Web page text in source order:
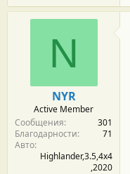
N
NYR
Active Member
Сообщения
301
Благодарности
71
Авто
Highlander,3.5,4х4
,2020